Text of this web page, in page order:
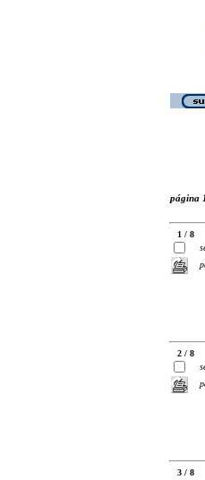
página
1 / 8
2 / 8
3 / 8